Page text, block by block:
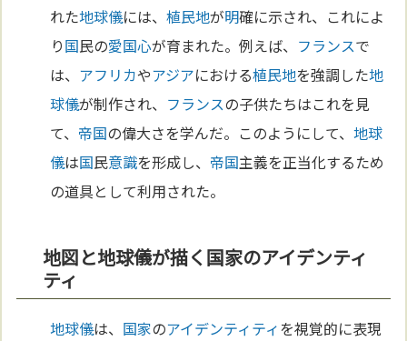
れた地球儀には、植民地が明確に示され、これによ
り国民の愛国心が育まれた。例えば、 フランスで
は、 アフリカやアジアにおける植民地を強調した地
球儀が制作され、 フランスの子供たちはこれを見
て、 帝国の偉大さを学んだ。このようにして、地球
儀は国民意識を形成し、 帝国主義を正当化するため
の道具として利用された。
地図と地球儀が描く国家のアイデンティ
ティ
地球儀は、 国家のアイデンティティを視覚的に表現